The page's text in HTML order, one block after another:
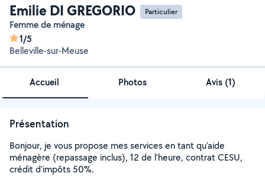
Emilie DI GREGORIO Particulier
Femme de ménage
1/5
Belleville-sur-Meuse
Accueil Photos Avis (1)
Présentation
Bonjour, je vous propose mes services en tant qu'aide
ménagère (repassage inclus), 12 de l'heure, contrat CESU,
crédit d'impôts 50%.